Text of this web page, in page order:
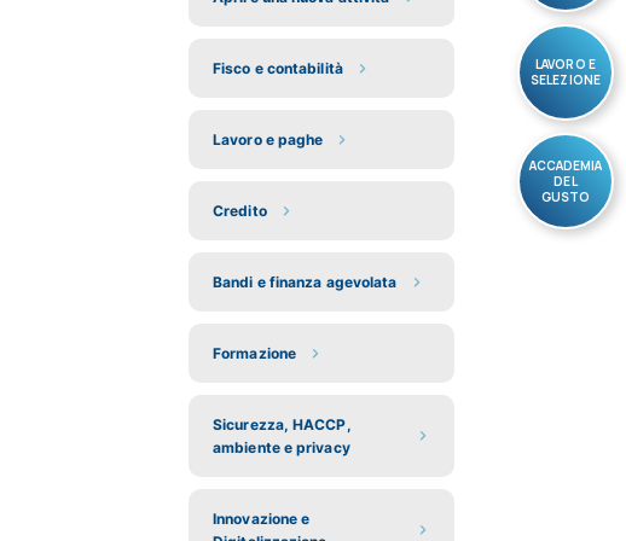
LAVORO E
SELEZIONE
ACCADEMIA
DEL
GUSTO
Fisco e contabilità
Lavoro e paghe
Credito
Bandi e finanza agevolata
Formazione
Sicurezza, HACCP,
ambiente e privacy
Innovazione e